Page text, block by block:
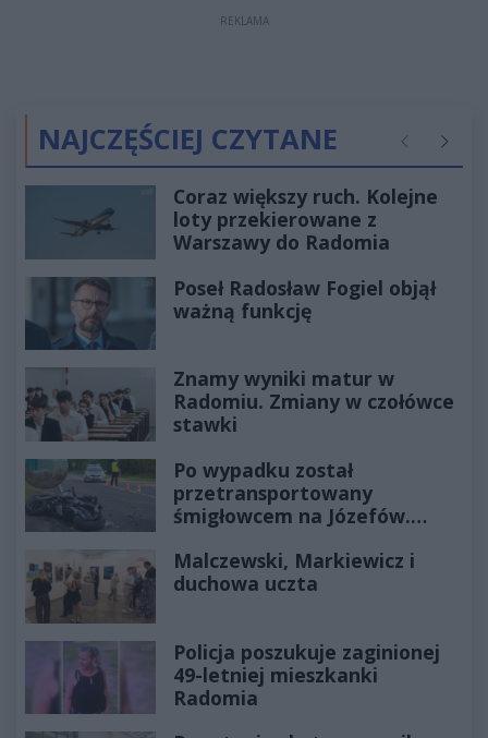
REKLAMA
NAJCZĘŚCIEJ CZYTANE Poprzednie
Coraz większy ruch. Kolejne
loty przekierowane z
Warszawy do Radomia
Poseł Radosław Fogiel objął
ważną funkcję
Znamy wyniki matur w
Radomiu. Zmiany w czołówce
stawki
Po wypadku został
przetransportowany
śmigłowcem na Józefów.
Malczewski, Markiewicz i
duchowa uczta
Policja poszukuje zaginionej
49-letniej mieszkanki
Radomia